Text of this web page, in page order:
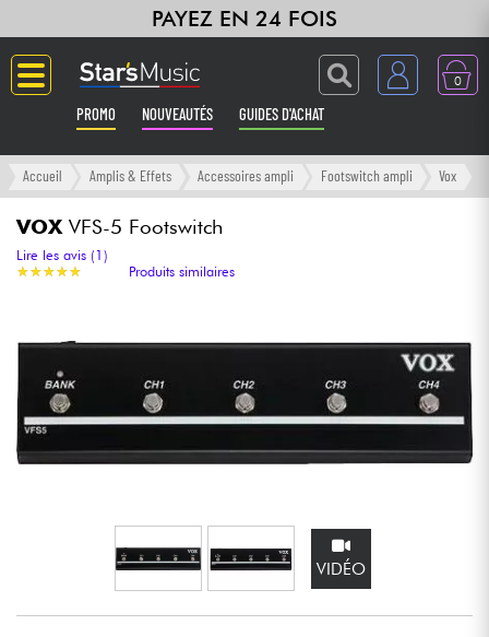
PAYEZ EN 24 FOIS
0
PROMO NOUVEAUTÉS GUIDES D'ACHAT
Langue
Guitares & Basses
Amplis & Effets
Claviers & Pianos
Synthés & Sampleurs
Home Studio
Micros & HF
Accueil Amplis & Effets Accessoires ampli Footswitch ampli Vox
VOX VFS-5 Footswitch
★★★★★
★★★★★
Lire les avis (1)
Produits similaires
VIDÉO